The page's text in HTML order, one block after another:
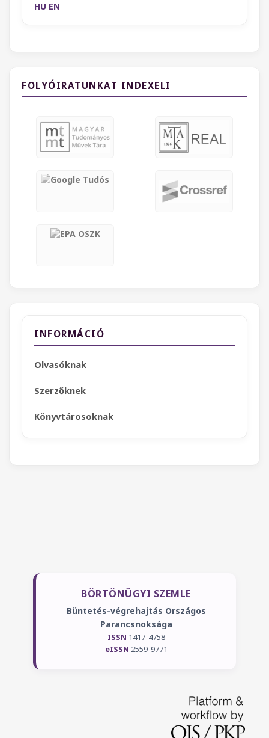
HU EN
FOLYÓIRATUNKAT INDEXELI
INFORMÁCIÓ
Olvasóknak
Szerzőknek
Könyvtárosoknak
BÖRTÖNÜGYI SZEMLE
Büntetés-végrehajtás Országos
Parancsnoksága
ISSN 1417-4758
eISSN 2559-9771